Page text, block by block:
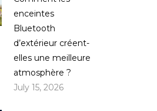
enceintes
Bluetooth
d’extérieur créent-
elles une meilleure
atmosphère ?
July 15, 2026